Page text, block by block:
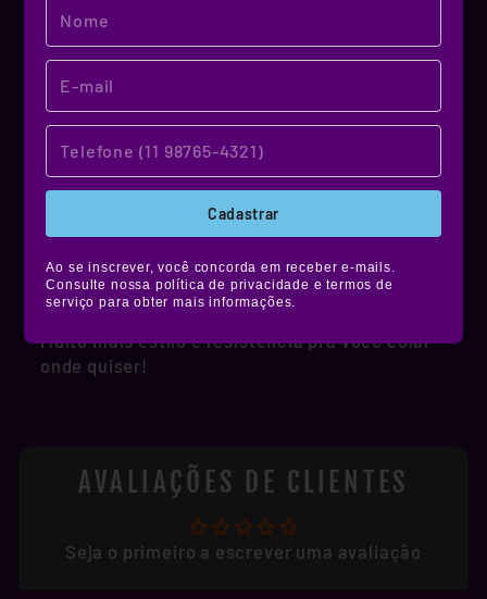
Cadastrar
Ao se inscrever, você concorda em receber e-mails.
Consulte nossa política de privacidade e termos de
serviço para obter mais informações.
MATERIAL DE QUALIDADE!
NOSSO MATERIAL
Produzidos em vinil premium, nossos stickers
têm alta durabilidade, são resistentes à água,
não desbotam e ainda contam com película de
proteção fosca, brilhante ou holográfica.
Muito mais estilo e resistência pra você colar
onde quiser!
AVALIAÇÕES DE CLIENTES
Seja o primeiro a escrever uma avaliação